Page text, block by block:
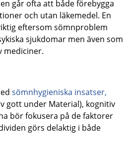
går ofta att både förebygga
och utan läkemedel. En
eftersom sömnproblem
sjukdomar men även som
mediciner.
sömnhygieniska insatser,
gott under Material), kognitiv
bör fokusera på de faktorer
görs delaktig i både